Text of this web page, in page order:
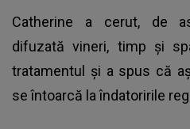
Catherine a cerut, de
difuzată vineri, timp şi
tratamentul şi a spus că
se întoarcă la îndatoririle